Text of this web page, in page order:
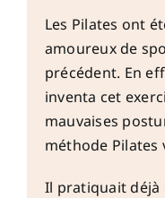
Les Pilates ont
amoureux de
précédent. En
inventa cet
mauvaises
méthode Pilates
Il pratiquait déjà